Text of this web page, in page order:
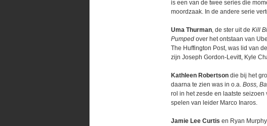
is een van de twee series die
moordzaak. In de andere serie
Uma Thurman, de ster uit de Kill
Pumped over het ontstaan van
The Huffington Post, was lid van
zijn Joseph Gordon-Levitt, Kyle
Kathleen Robertson die bij het
daarna te zien was in o.a. Boss,
rol in het zesde en laatste seizoen
spelen van leider Marco Inaros.
Jamie Lee Curtis en Ryan